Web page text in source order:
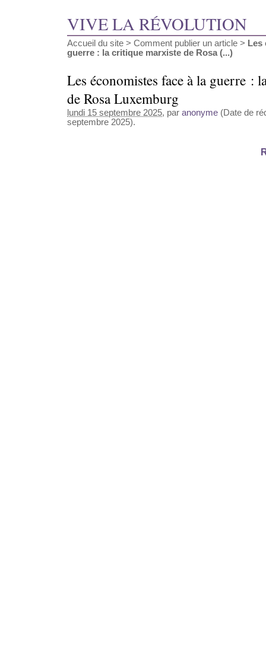
VIVE LA RÉVOLUTION
Accueil du site > Comment publier un article > Les
guerre : la critique marxiste de Rosa (...)
Les économistes face à la guerre :
de Rosa Luxemburg
lundi 15 septembre 2025, par anonyme (Date de
septembre 2025).